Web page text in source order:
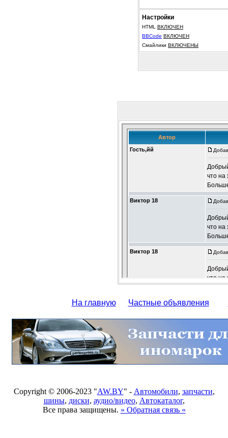
Настройки
HTML ВКЛЮЧЕН
BBCode ВКЛЮЧЕН
Смайлики ВКЛЮЧЕНЫ
На главную Частные объявления
Copyright © 2006-2023 "AW.BY" - Автомобили, запчасти,
шины, диски, аудио/видео, Автокаталог,
Все права защищены. » Обратная связь «